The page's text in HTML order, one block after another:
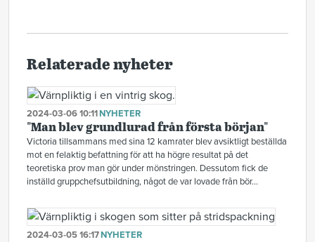
Relaterade nyheter
2024-03-06 10:11NYHETER
"Man blev grundlurad från första början"
Victoria tillsammans med sina 12 kamrater blev avsiktligt beställda
mot en felaktig befattning för att ha högre resultat på det
teoretiska prov man gör under mönstringen. Dessutom fick de
inställd gruppchefsutbildning, något de var lovade från bör...
2024-03-05 16:17NYHETER